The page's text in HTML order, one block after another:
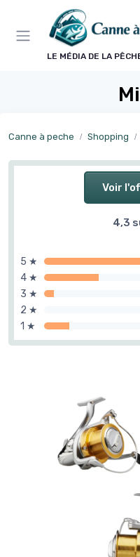
LE MÉDIA DE LA
Canne à peche Shopping
Voir
4,3
5 ★
4 ★
3 ★
2 ★
1 ★
Panneau de gestion des